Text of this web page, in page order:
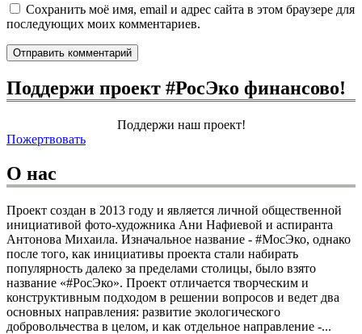
Сохранить моё имя, email и адрес сайта в этом браузере для
последующих моих комментариев.
Поддержи проект #РосЭко финансово!
Поддержи наш проект!
Пожертвовать
О нас
Проект создан в 2013 году и является личной общественной
инициативой фото-художника Ани Нафиевой и аспиранта
Антонова Михаила. Изначальное название - #МосЭко, однако
после того, как инициативы проекта стали набирать
популярность далеко за пределами столицы, было взято
название «#РосЭко». Проект отличается творческим и
конструктивным подходом в решении вопросов и ведет два
основных направления: развитие экологического
добровольчества в целом, и как отдельное направление -...